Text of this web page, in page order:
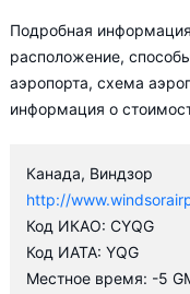
Подробная
расположение,
аэропорта, схема
информация о
Канада, Виндзор
http://
Код ИКАО: CYQG
Код ИАТА: YQG
Местное время: -5